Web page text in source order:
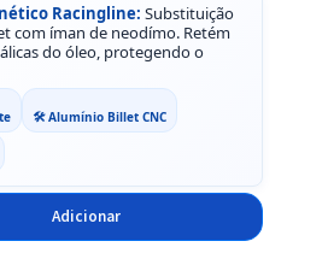
Racingline: Substituição
com íman de neodímo. Retém
do óleo, protegendo o
🛠️ Alumínio Billet CNC
Adicionar